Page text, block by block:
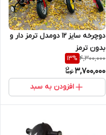
دوچرخه سایز 12 دو‌مدل ترمز دار و
بدون ترمز
4,300,000
13%
3,700,000
افزودن به سبد